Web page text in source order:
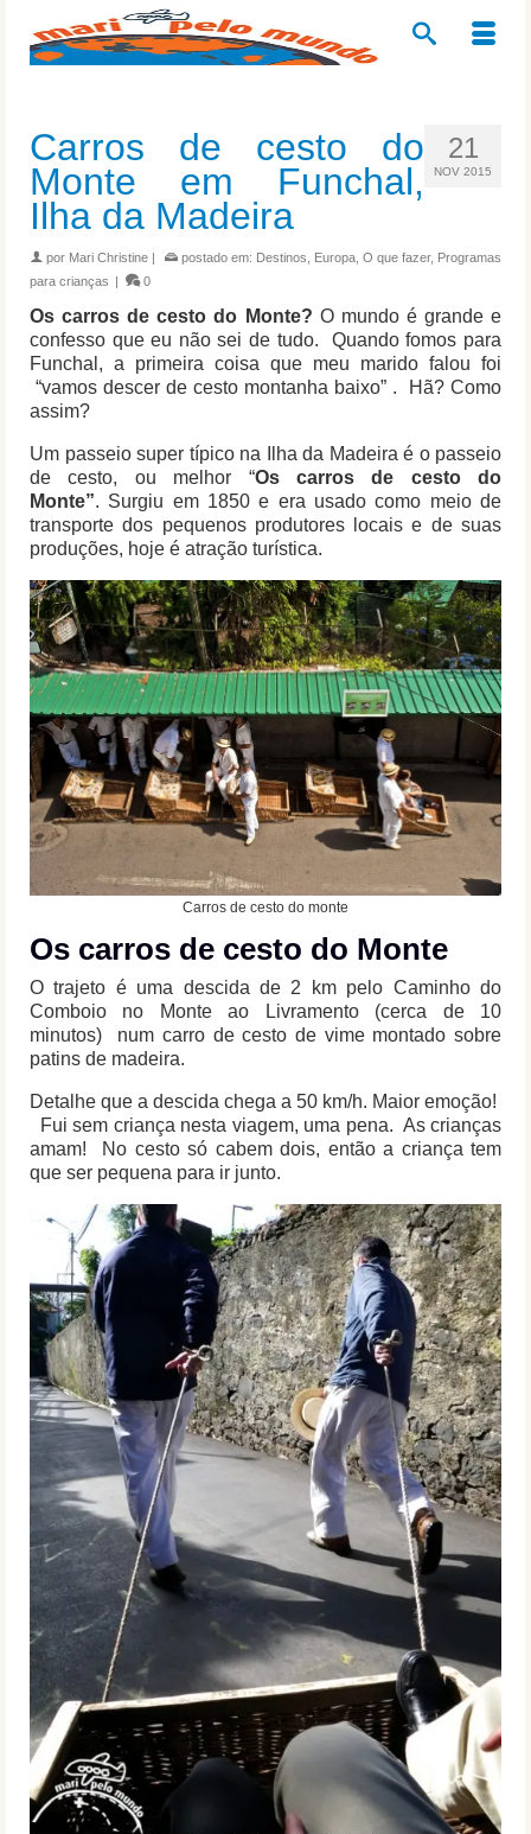
21
NOV 2015
Carros de cesto do
Monte em Funchal,
Ilha da Madeira
por Mari Christine | postado em: Destinos Europa O que fazer, Programas
para crianças | 0
Os carros de cesto do Monte? O mundo é grande e
confesso que eu não sei de tudo. Quando fomos para
Funchal, a primeira coisa que meu marido falou foi
“vamos descer de cesto montanha baixo” . Hã? Como
assim?
Um passeio super típico na Ilha da Madeira é o passeio
de cesto, ou melhor “Os
carros de cesto do
Monte”. Surgiu em 1850 e era usado como meio de
transporte dos pequenos produtores locais e de suas
produções, hoje é atração turística.
Carros de cesto do monte
Os carros de cesto do Monte
O trajeto é uma descida de 2 km pelo Caminho do
Comboio no Monte ao Livramento (cerca de 10
minutos) num carro de cesto de vime montado sobre
patins de madeira.
Detalhe que a descida chega a 50 km/h. Maior emoção!
Fui sem criança nesta viagem, uma pena. As crianças
amam! No cesto só cabem dois, então a criança tem
que ser pequena para ir junto.